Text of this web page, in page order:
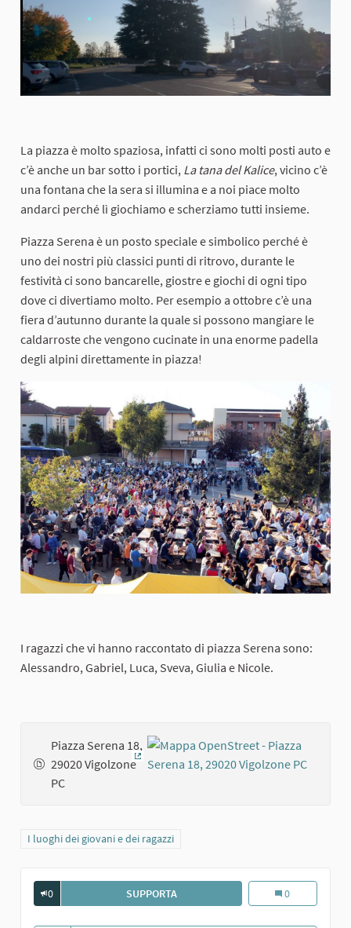
La piazza è molto spaziosa, infatti ci sono molti posti auto e
c’è anche un bar sotto i portici, La tana del Kalice, vicino c’è
una fontana che la sera si illumina e a noi piace molto
andarci perché lì giochiamo e scherziamo tutti insieme.
Piazza Serena è un posto speciale e simbolico perché è
uno dei nostri più classici punti di ritrovo, durante le
festività ci sono bancarelle, giostre e giochi di ogni tipo
dove ci divertiamo molto. Per esempio a ottobre c’è una
fiera d’autunno durante la quale si possono mangiare le
caldarroste che vengono cucinate in una enorme padella
degli alpini direttamente in piazza!
I ragazzi che vi hanno raccontato di piazza Serena sono:
Alessandro, Gabriel, Luca, Sveva, Giulia e Nicole.
Piazza Serena 18,
29020 Vigolzone
PC
(Collegamento esterno)
Filtra i risultati per categoria: I luoghi dei giovani e dei ragazzi
I luoghi dei giovani e dei ragazzi
0 SUPPORTAPIAZZA SERENA A VIGOLZONE
Piazza Serena
0